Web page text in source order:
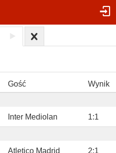
Gość Wynik
Inter Mediolan 1:1
Atletico Madrid 2:1